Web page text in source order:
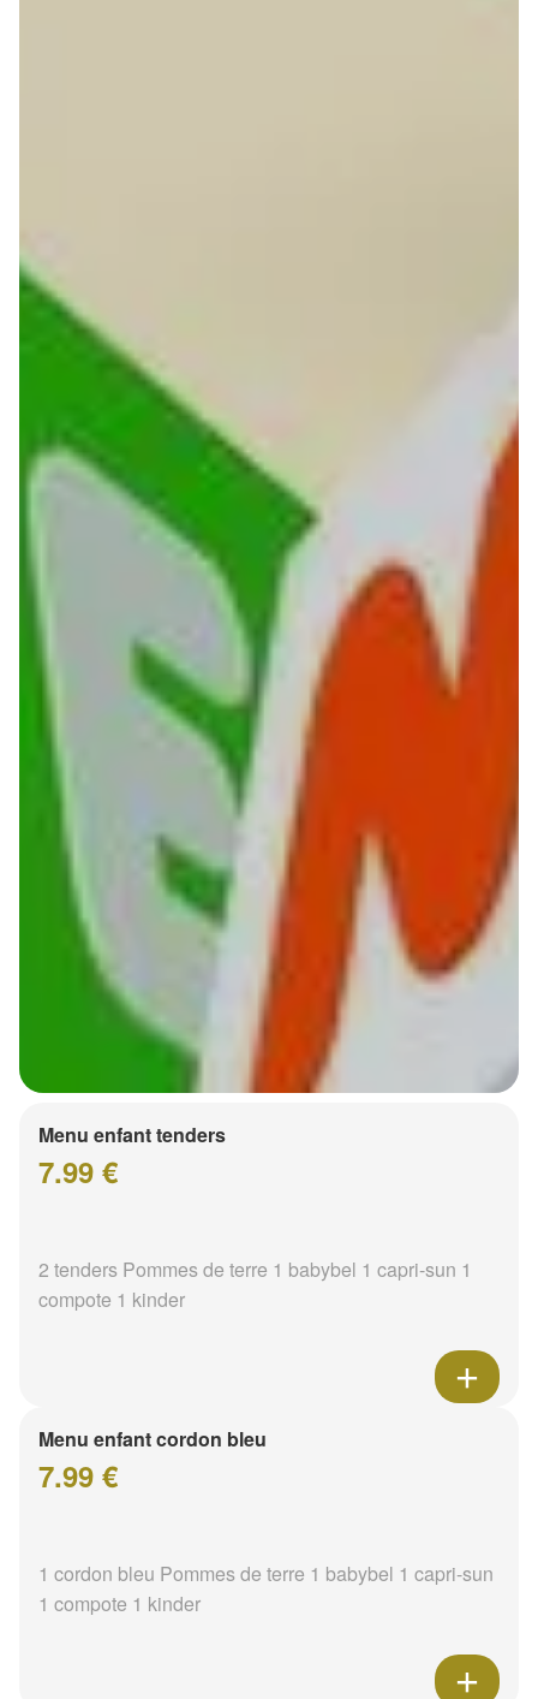
Menu enfant tenders
7.99 €
2 tenders Pommes de terre 1 babybel 1 capri-sun 1
compote 1 kinder
Menu enfant cordon bleu
7.99 €
1 cordon bleu Pommes de terre 1 babybel 1 capri-sun
1 compote 1 kinder